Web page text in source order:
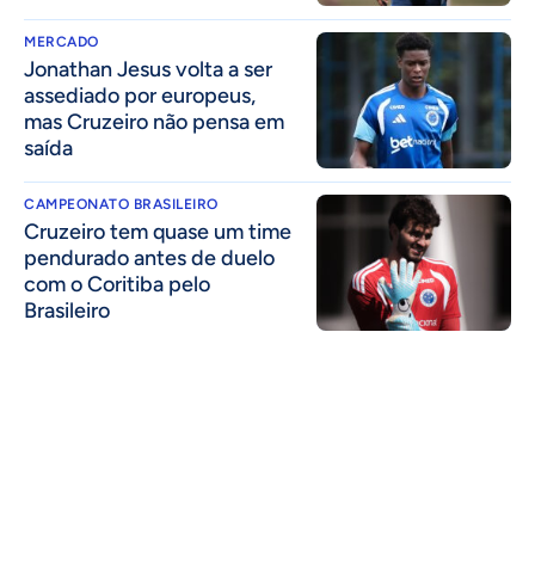
MERCADO
Jonathan Jesus volta a ser
assediado por europeus,
mas Cruzeiro não pensa em
saída
CAMPEONATO BRASILEIRO
Cruzeiro tem quase um time
pendurado antes de duelo
com o Coritiba pelo
Brasileiro